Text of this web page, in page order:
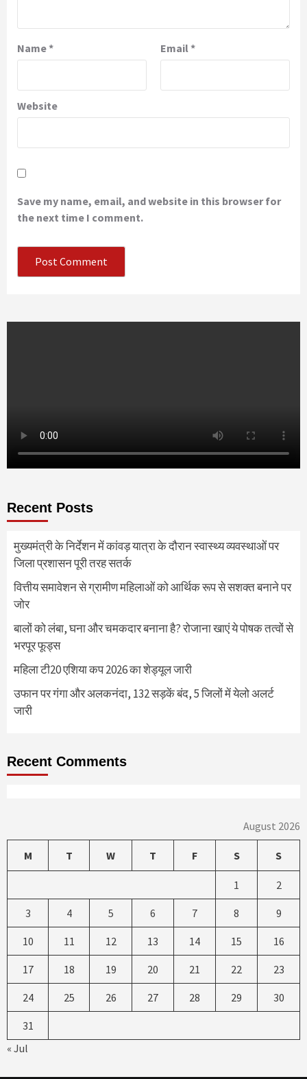
Name* Email *
Website
Save my name, email, and website in this browser for
the next time I comment.
Recent Posts
मुख्यमंत्री के निर्देशन में कांवड़ यात्रा के दौरान स्वास्थ्य व्यवस्थाओं पर
जिला प्रशासन पूरी तरह सतर्क
वित्तीय समावेशन से ग्रामीण महिलाओं को आर्थिक रूप से सशक्त बनाने पर
जोर
बालों को लंबा, घना और चमकदार बनाना है? रोजाना खाएं ये पोषक तत्वों से
भरपूर फूड्स
महिला टी20 एशिया कप 2026 का शेड्यूल जारी
उफान पर गंगा और अलकनंदा, 132 सड़कें बंद, 5 जिलों में येलो अलर्ट
जारी
Recent Comments
August 2026
M T W T F S S
1 2
3 4 5 6 7 8 9
10 11 12 13 14 15 16
17 18 19 20 21 22 23
24 25 26 27 28 29 30
31
« Jul